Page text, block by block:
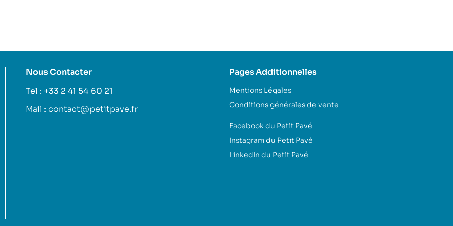
Nous Contacter
Tel : +33 2 41 54 60 21
Mail : contact@petitpave.fr
Pages Additionnelles
Mentions Légales
Conditions générales de vente
Facebook du Petit Pavé
Instagram du Petit Pavé
LinkedIn du Petit Pavé